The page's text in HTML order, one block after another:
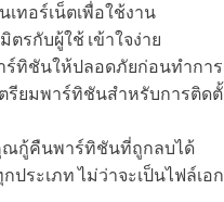
ทอร์เน็ตเพื่อใช้งาน
รกับผู้ใช้ เข้าใจง่าย
ร์ทิชันให้ปลอดภัยก่อนทำการ
รียมพาร์ทิชันสำหรับการติด
กู้คืนพาร์ทิชันที่ถูกลบได้
ประเภท ไม่ว่าจะเป็นไฟล์เ